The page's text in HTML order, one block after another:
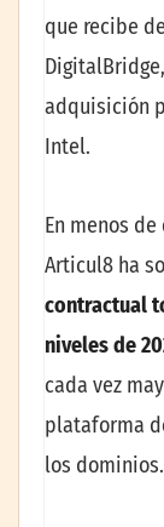
que recibe
adquisición
Intel.
En menos
Articul8 ha
contractual
niveles de
cada vez
plataforma
los dominios.